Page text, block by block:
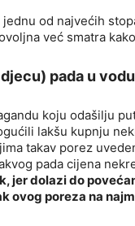
jednu od najvećih
već smatra
pada u vodu
koju odašilju
lakšu kupnju
takav porez
pada cijena
jer dolazi do
ovog poreza na